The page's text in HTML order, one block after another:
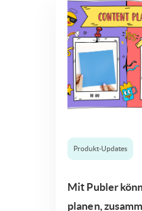
Produkt-Updates
Mit Publer
planen,